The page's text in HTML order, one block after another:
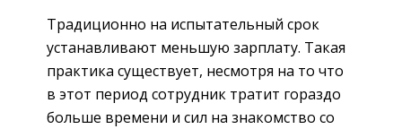
Традиционно на испытательный срок
устанавливают меньшую зарплату. Такая
практика существует, несмотря на то что
в этот период сотрудник тратит гораздо
больше времени и сил на знакомство со